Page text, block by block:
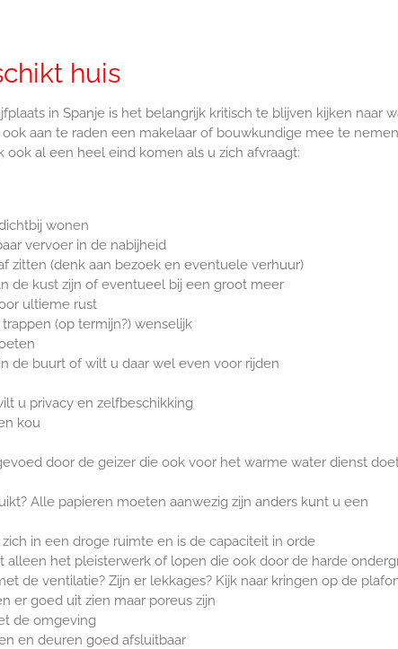
huis
in Spanje is het belangrijk kritisch te blijven kijken naar
aan te raden een makelaar of bouwkundige mee te
al een heel eind komen als u zich afvraagt:
wonen
vervoer in de nabijheid
zitten (denk aan bezoek en eventuele verhuur)
de kust zijn of eventueel bij een groot meer
ultieme rust
(op termijn?) wenselijk
de buurt of wilt u daar wel even voor rijden
u privacy en zelfbeschikking
kou
door de geizer die ook voor het warme water dienst
Alle papieren moeten aanwezig zijn anders kunt u een
in een droge ruimte en is de capaciteit in orde
alleen het pleisterwerk of lopen die ook door de harde
de ventilatie? Zijn er lekkages? Kijk naar kringen op de
er goed uit zien maar poreus zijn
de omgeving
en deuren goed afsluitbaar